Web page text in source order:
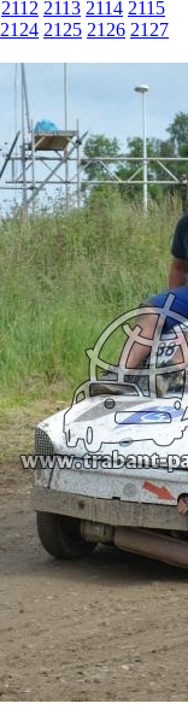
2112 2113 2114 2115
2124 2125 2126 2127